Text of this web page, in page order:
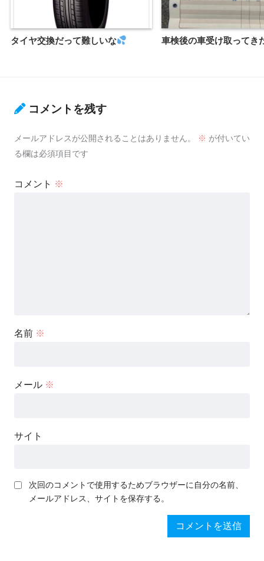
タイヤ交換だって難しいな 車検後の車受け取ってき
コメントを残す
メールアドレスが公開されることはありません。 ※ が付いてい
る欄は必須項目です
コメント ※
名前 ※
メール ※
サイト
次回のコメントで使用するためブラウザーに自分の名前、
メールアドレス、サイトを保存する。